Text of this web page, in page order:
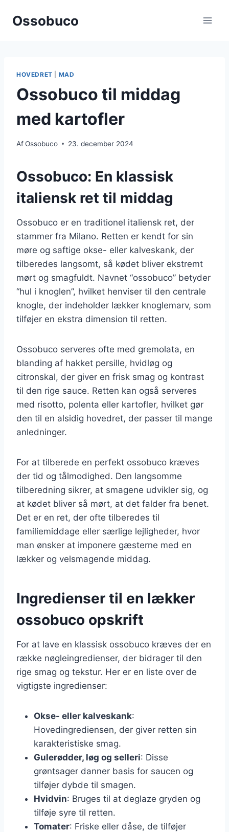
Ossobuco
HOVEDRET MAD
Ossobuco til middag
med kartofler
AfOssobuco 23. december 2024
Ossobuco: En klassisk
italiensk ret til middag
Ossobuco er en traditionel italiensk ret, der
stammer fra Milano. Retten er kendt for sin
møre og saftige okse- eller kalveskank, der
tilberedes langsomt, så kødet bliver ekstremt
mørt og smagfuldt. Navnet “ossobuco” betyder
“hul i knoglen”, hvilket henviser til den centrale
knogle, der indeholder lækker knoglemarv, som
tilføjer en ekstra dimension til retten.
Ossobuco serveres ofte med gremolata, en
blanding af hakket persille, hvidløg og
citronskal, der giver en frisk smag og kontrast
til den rige sauce. Retten kan også serveres
med risotto, polenta eller kartofler, hvilket gør
den til en alsidig hovedret, der passer til mange
anledninger.
For at tilberede en perfekt ossobuco kræves
der tid og tålmodighed. Den langsomme
tilberedning sikrer, at smagene udvikler sig, og
at kødet bliver så mørt, at det falder fra benet.
Det er en ret, der ofte tilberedes til
familiemiddage eller særlige lejligheder, hvor
man ønsker at imponere gæsterne med en
lækker og velsmagende middag.
Ingredienser til en lækker
ossobuco opskrift
For at lave en klassisk ossobuco kræves der en
række nøgleingredienser, der bidrager til den
rige smag og tekstur. Her er en liste over de
vigtigste ingredienser:
Okse- eller kalveskank:
Hovedingrediensen, der giver retten sin
karakteristiske smag.
Gulerødder, løg og selleri: Disse
grøntsager danner basis for saucen og
tilføjer dybde til smagen.
Hvidvin: Bruges til at deglaze gryden og
tilføje syre til retten.
Tomater: Friske eller dåse, de tilføjer